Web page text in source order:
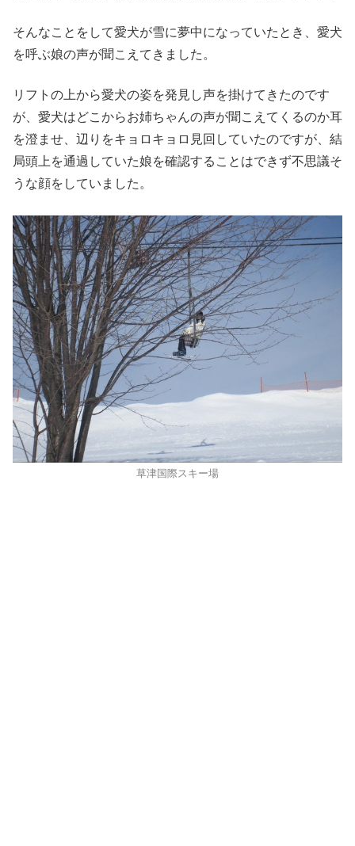
そんなことをして愛犬が雪に夢中になっていたとき、愛犬
を呼ぶ娘の声が聞こえてきました。
リフトの上から愛犬の姿を発見し声を掛けてきたのです
が、愛犬はどこからお姉ちゃんの声が聞こえてくるのか耳
を澄ませ、辺りをキョロキョロ見回していたのですが、結
局頭上を通過していた娘を確認することはできず不思議そ
うな顔をしていました。
草津国際スキー場